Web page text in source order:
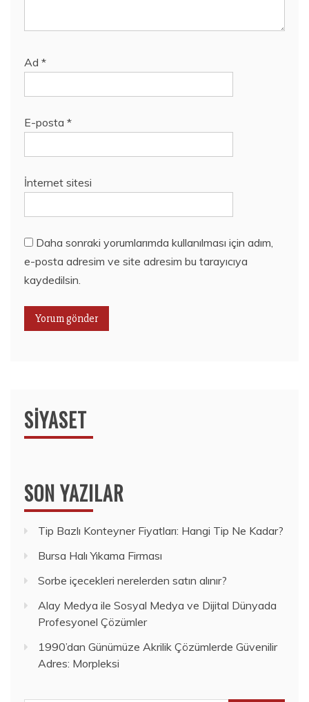
Ad *
E-posta *
İnternet sitesi
Daha sonraki yorumlarımda kullanılması için adım,
e-posta adresim ve site adresim bu tarayıcıya
kaydedilsin.
SIYASET
SON YAZILAR
Tip Bazlı Konteyner Fiyatları: Hangi Tip Ne Kadar?
Bursa Halı Yıkama Firması
Sorbe içecekleri nerelerden satın alınır?
Alay Medya ile Sosyal Medya ve Dijital Dünyada
Profesyonel Çözümler
1990’dan Günümüze Akrilik Çözümlerde Güvenilir
Adres: Morpleksi